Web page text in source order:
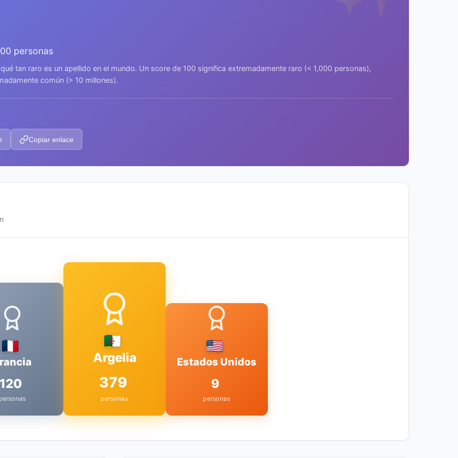
personas
tan raro es un apellido en el mundo. Un score de 100 significa extremadamente raro (< 1,000 personas),
común (> 10 millones).
Copiar enlace
120
Argelia
379
personas
Estados Unidos
9
personas